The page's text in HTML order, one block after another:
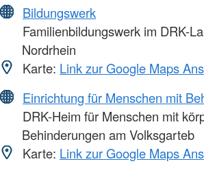
Bildungswerk
Familienbildungswerk im DRK-
Nordrhein
Karte: Link zur Google Maps
Einrichtung für Menschen mit
DRK-Heim für Menschen mit
Behinderungen am Volksgarteb
Karte: Link zur Google Maps